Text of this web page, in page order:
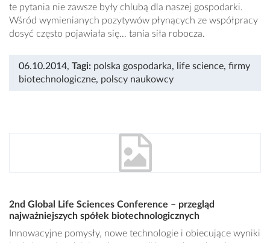
te pytania nie zawsze były chlubą dla naszej gospodarki.
Wśród wymienianych pozytywów płynących ze współpracy
dosyć często pojawiała się… tania siła robocza.
06.10.2014, Tagi: polska gospodarka, life science, firmy
biotechnologiczne, polscy naukowcy
2nd Global Life Sciences Conference – przegląd
najważniejszych spółek biotechnologicznych
Innowacyjne pomysły, nowe technologie i obiecujące wyniki